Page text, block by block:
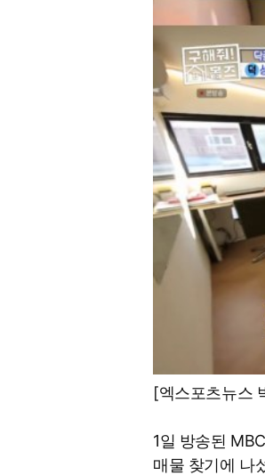
[엑스포츠뉴스
1일 방송된
매물 찾기에 나